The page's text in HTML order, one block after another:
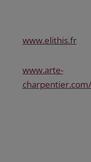
www.elithis.fr
www.arte-